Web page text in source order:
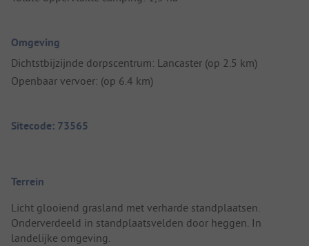
Omgeving
Dichtstbijzijnde dorpscentrum: Lancaster (op 2.5 km)
Openbaar vervoer: (op 6.4 km)
Sitecode: 73565
Terrein
Licht glooiend grasland met verharde standplaatsen.
Onderverdeeld in standplaatsvelden door heggen. In
landelijke omgeving.